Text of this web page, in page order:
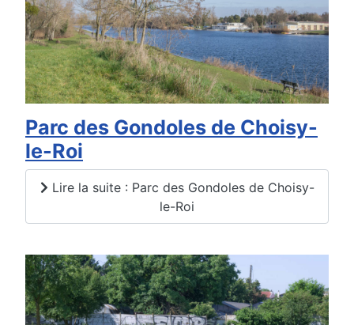
Parc des Gondoles de Choisy-
le-Roi
Lire la suite : Parc des Gondoles de Choisy-
le-Roi